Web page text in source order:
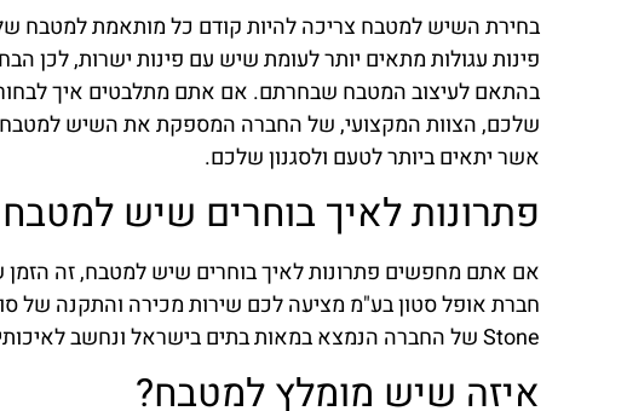
בחירת השיש למטבח צריכה להיות קודם כל מותאמת למטבח
פינות עגולות מתאים יותר לעומת שיש עם פינות ישרות, לכן
בהתאם לעיצוב המטבח שבחרתם. אם אתם מתלבטים איך לבחור
שלכם, הצוות המקצועי, של החברה המספקת את השיש למטבח,
אשר יתאים ביותר לטעם ולסגנון שלכם.
פתרונות לאיך בוחרים שיש למטבח
אם אתם מחפשים פתרונות לאיך בוחרים שיש למטבח, זה הזמן
Stone של החברה הנמצא במאות בתים בישראל ונחשב לאיכותי ביותר.
איזה שיש מומלץ למטבח?